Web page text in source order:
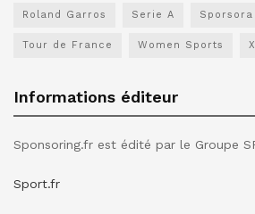
Roland Garros Serie A Sporsora
Tour de France Women Sports
Informations éditeur
Sponsoring.fr est édité par le Groupe
Sport.fr